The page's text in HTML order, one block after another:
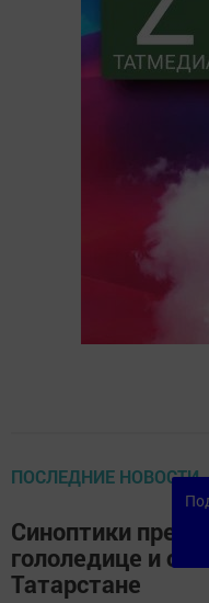
ПОСЛЕДНИЕ НОВОСТИ
Синоптики
гололедице и
Татарстане